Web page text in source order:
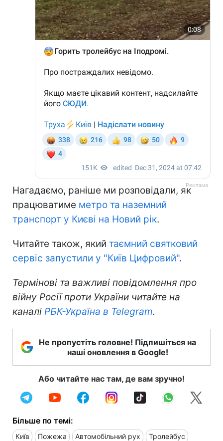
Нагадаємо, раніше ми розповідали, як
працюватиме метро та наземний
транспорт у Києві на Новий рік.
Читайте також, який таємний святковий
сервіс запустили у "Київ Цифровий".
Термінові та важливі повідомлення про
війну Росії проти України читайте на
каналі РБК-Україна в Telegram.
Не пропустіть головне! Підпишіться на
наші оновлення в Google!
Або читайте нас там, де вам зручно!
Більше по темі:
Київ Пожежа Автомобільний рух Тролейбус